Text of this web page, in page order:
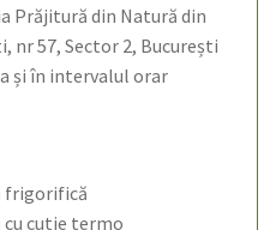
Prăjitură din Natură din
nr 57, Sector 2, București
și în intervalul orar
frigorifică
cu cutie termo